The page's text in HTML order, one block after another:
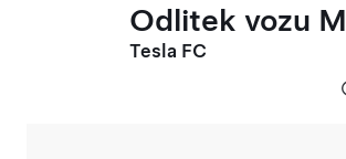
Odlitek vozu
Tesla FC